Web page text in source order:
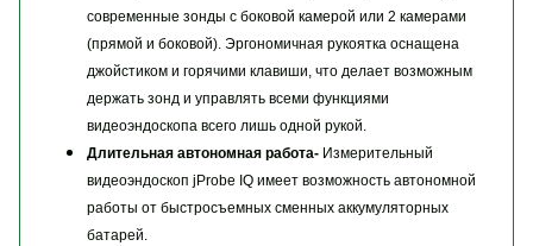
современные зонды с боковой камерой или 2 камерами
(прямой и боковой). Эргономичная рукоятка оснащена
джойстиком и горячими клавиши, что делает возможным
держать зонд и управлять всеми функциями
видеоэндоскопа всего лишь одной рукой.
Длительная автономная работа- Измерительный
видеоэндоскоп jProbe IQ имеет возможность автономной
работы от быстросъемных сменных аккумуляторных
батарей.